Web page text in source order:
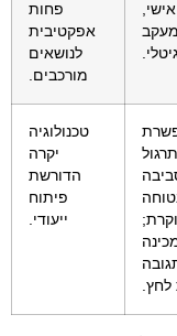
מעקב
פחות
אפקטיבית
לנושאים
מורכבים.
תרגול
טכנולוגיה
יקרה
הדורשת
פיתוח
ייעודי.